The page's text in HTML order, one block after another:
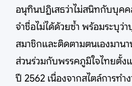
อนุทินปฏิเสธว่าไม่สนิทกับบุคค
จำชื่อไม่ได้ด้วยซ้ำ พร้อมระบุว่
สมาชิกและติดตามตนเองมาน
ส่วนร่วมกับพรรคภูมิใจไทยตั้ง
ปี 2562 เนื่องจากสไตล์การทำ